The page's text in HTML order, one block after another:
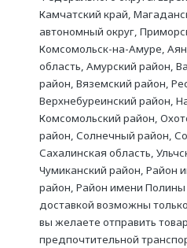
Камчатский край,
автономный округ,
Комсомольск-на-Амуре,
область, Амурский район,
район, Вяземский район,
Верхнебуреинский район,
Комсомольский район,
район, Солнечный район,
Сахалинская область,
Чумиканский район, Район
район, Район имени Полины
доставкой возможны
вы желаете отправить
предпочтительной